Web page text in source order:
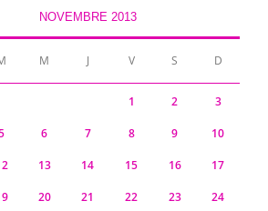
NOVEMBRE 2013
M J V S D
1 2 3
6 7 8 9 10
13 14 15 16 17
20 21 22 23 24